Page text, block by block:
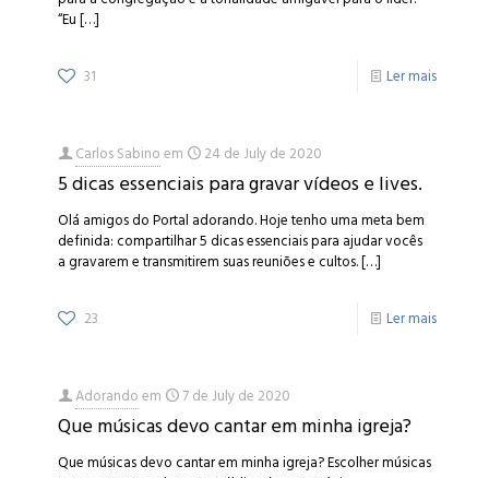
“Eu[…]
31 Ler mais
Carlos Sabinoem 24 de July de 2020
5 dicas essenciais para gravar vídeos e lives.
Olá amigos do Portal adorando. Hoje tenho uma meta bem
definida: compartilhar 5 dicas essenciais para ajudar vocês
a gravarem e transmitirem suas reuniões e cultos.[…]
23 Ler mais
Adorandoem 7 de July de 2020
Que músicas devo cantar em minha igreja?
Que músicas devo cantar em minha igreja? Escolher músicas